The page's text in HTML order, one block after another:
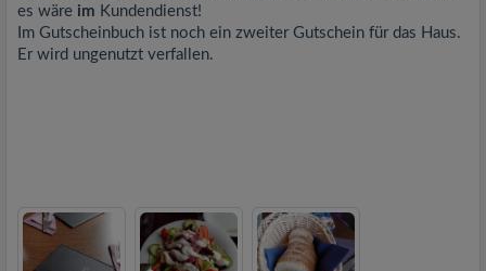
es wäre im Kundendienst!
Im Gutscheinbuch ist noch ein zweiter Gutschein für das Haus.
Er wird ungenutzt verfallen.